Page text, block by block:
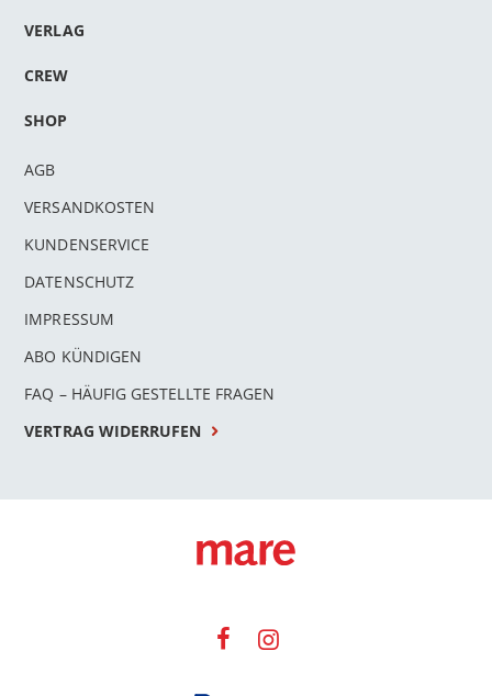
VERLAG
CREW
SHOP
AGB
VERSANDKOSTEN
KUNDENSERVICE
DATENSCHUTZ
IMPRESSUM
ABO KÜNDIGEN
FAQ – HÄUFIG GESTELLTE FRAGEN
VERTRAG WIDERRUFEN